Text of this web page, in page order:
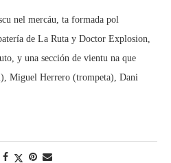
nel mercáu, ta formada pol
de La Ruta y Doctor Explosion,
y una sección de vientu na que
Miguel Herrero (trompeta), Dani